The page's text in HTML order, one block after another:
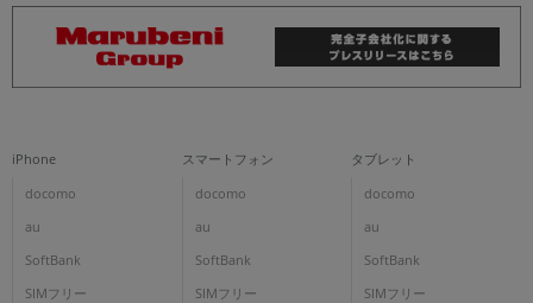
iPhone
docomo
au
SoftBank
SIMフリー
スマートフォン
docomo
au
SoftBank
SIMフリー
タブレット
docomo
au
SoftBank
SIMフリー